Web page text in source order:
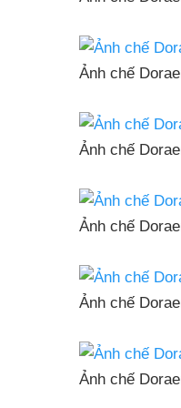
Ảnh chế
Ảnh chế
Ảnh chế
Ảnh chế
Ảnh chế